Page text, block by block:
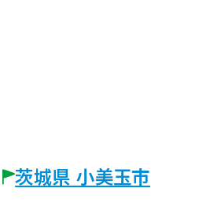
茨城県 小美玉市